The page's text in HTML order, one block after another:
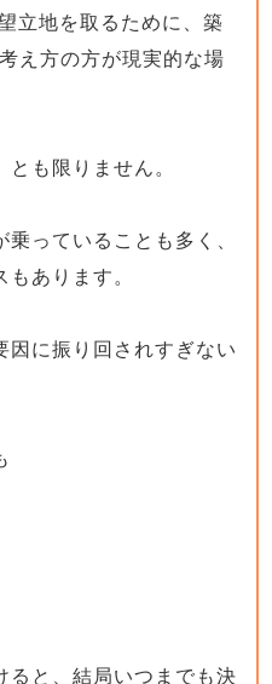
立地を取るために、築
え方の方が現実的な場
も限りません。
っていることも多く、
あります。
因に振り回されすぎない
ると、結局いつまでも決